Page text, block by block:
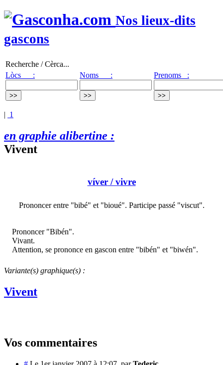
Nos lieux-dits
gascons
Recherche / Cèrca...
Lòcs :
Noms : Prenoms :
| 1
en graphie alibertine :
Vivent
víver/ vivre
Prononcer entre "bibé" et "bioué". Participe passé "viscut".
Prononcer "Bibén".
Vivant.
Attention, se prononce en gascon entre "bibén" et "biwén".
Variante(s) graphique(s) :
Vivent
Vos commentaires